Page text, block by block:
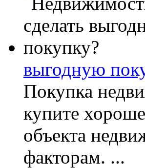
выгодную
Покупка
купите
объекта
факторам. ...